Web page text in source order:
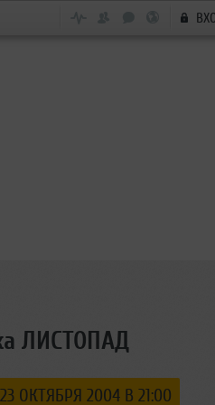
ЛИСТОПАД
23 ОКТЯБРЯ 2004 В 21:00